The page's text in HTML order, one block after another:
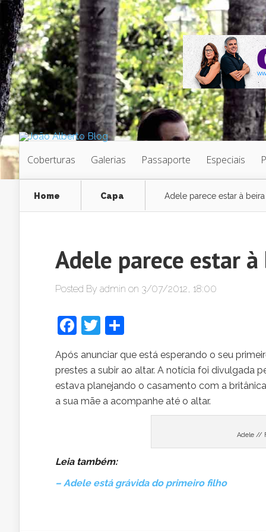
Coberturas Galerias Passaporte Especiais
Home Capa Adele parece estar à
Adele parece estar
Posted By admin on 3/07/2012, 18:00
Facebook
Twitter
Após anunciar que está esperando o seu
prestes a subir ao altar. A notícia foi divulgada
estava planejando o casamento com a
a sua mãe a acompanhe até o altar.
Adele //
Leia também:
– Adele está grávida do primeiro filho